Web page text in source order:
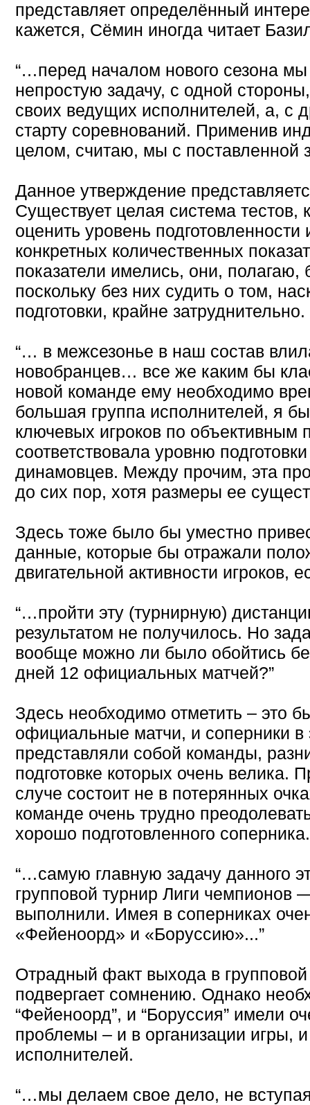
представляет определённый
кажется, Сёмин иногда читает
“…перед началом нового сезона
непростую задачу, с одной
своих ведущих исполнителей, а, с
старту соревнований. Применив
целом, считаю, мы с поставленной
Данное утверждение
Существует целая система тестов,
оценить уровень
конкретных количественных
показатели имелись, они,
поскольку без них судить о том,
подготовки, крайне затруднительно.
“… в межсезонье в наш состав
новобранцев… все же каким бы
новой команде ему необходимо
большая группа исполнителей, я
ключевых игроков по объективным
соответствовала уровню
динамовцев. Между прочим, эта
до сих пор, хотя размеры ее
Здесь тоже было бы уместно
данные, которые бы отражали
двигательной активности игроков,
“…пройти эту (турнирную)
результатом не получилось. Но
вообще можно ли было обойтись
дней 12 официальных матчей?”
Здесь необходимо отметить – это
официальные матчи, и соперники в
представляли собой команды,
подготовке которых очень велика.
случе состоит не в потерянных
команде очень трудно
хорошо подготовленного соперника.
“…самую главную задачу данного
групповой турнир Лиги чемпионов
выполнили. Имея в соперниках
«Фейеноорд» и «Боруссию»...”
Отрадный факт выхода в
подвергает сомнению. Однако
“Фейеноорд”, и “Боруссия” имели
проблемы – и в организации игры,
исполнителей.
“…мы делаем свое дело, не